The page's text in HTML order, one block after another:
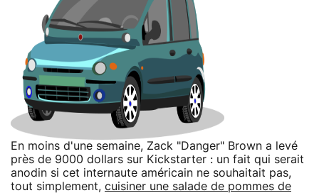
En moins d'une semaine, Zack "Danger" Brown a levé
près de 9000 dollars sur Kickstarter : un fait qui serait
anodin si cet internaute américain ne souhaitait pas,
tout simplement, cuisiner une salade de pommes de